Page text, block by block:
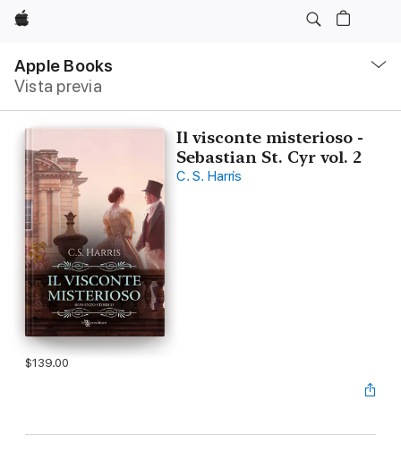
Apple
Apple Books
Vista previa
local
Abrir
Il visconte misterioso -
Sebastian St. Cyr vol. 2
C. S. Harris
$139.00